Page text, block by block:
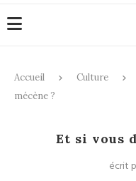
Accueil Culture
mécène ?
Et si vous
écrit